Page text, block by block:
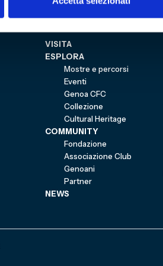
VISITA
ESPLORA
Mostre e percorsi
Eventi
Genoa CFC
Collezione
Cultural Heritage
COMMUNITY
Fondazione
Associazione Club
Genoani
Partner
NEWS